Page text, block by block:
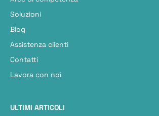
Soluzioni
Blog
Assistenza clienti
Contatti
Lavora con noi
ULTIMI ARTICOLI